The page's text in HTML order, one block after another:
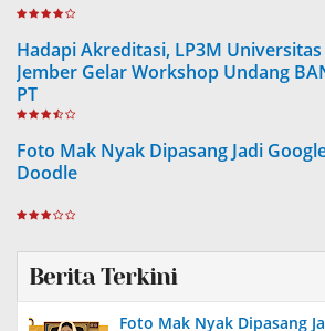
Hadapi Akreditasi, LP3M Universitas
Jember Gelar Workshop Undang
PT
Foto Mak Nyak Dipasang Jadi
Doodle
Berita Terkini
Foto Mak Nyak Dipasang